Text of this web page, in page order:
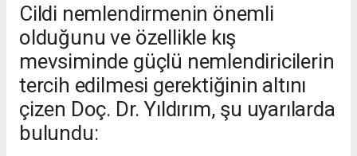
Cildi nemlendirmenin önemli
olduğunu ve özellikle kış
mevsiminde güçlü nemlendiricilerin
tercih edilmesi gerektiğinin altını
çizen Doç. Dr. Yıldırım, şu uyarılarda
bulundu: